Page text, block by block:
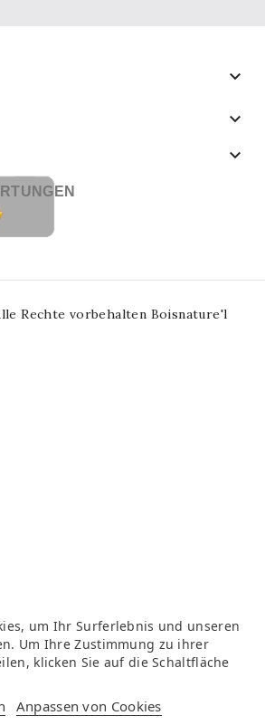



um Ihr Surferlebnis und unseren
Um Ihre Zustimmung zu ihrer
klicken Sie auf die Schaltfläche
Anpassen von Cookies
Rechte vorbehalten Boisnature'l